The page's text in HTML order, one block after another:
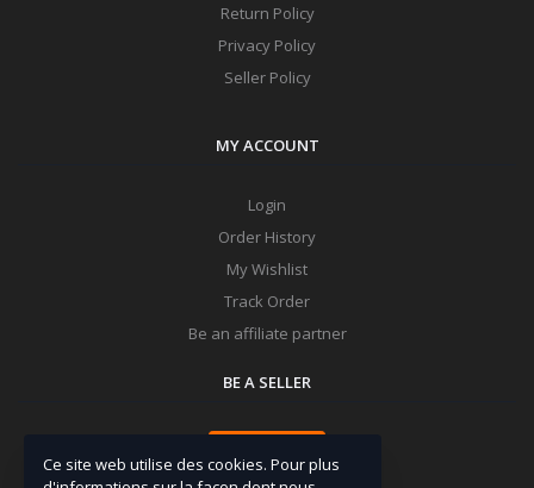
Return Policy
Privacy Policy
Seller Policy
MY ACCOUNT
Login
Order History
My Wishlist
Track Order
Be an affiliate partner
BE A SELLER
Ce site web utilise des cookies. Pour plus